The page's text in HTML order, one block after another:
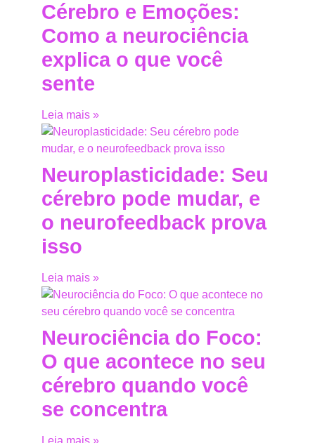
Cérebro e Emoções:
Como a neurociência
explica o que você
sente
Leia mais »
Neuroplasticidade: Seu
cérebro pode mudar, e
o neurofeedback prova
isso
Leia mais »
Neurociência do Foco:
O que acontece no seu
cérebro quando você
se concentra